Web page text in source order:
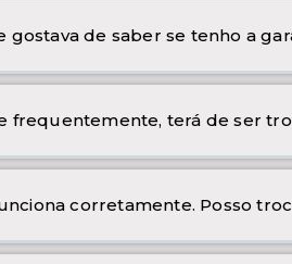
de saber se tenho a
frequentemente, terá de ser
corretamente. Posso